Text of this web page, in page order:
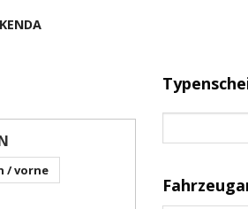
KENDA
/ vorne